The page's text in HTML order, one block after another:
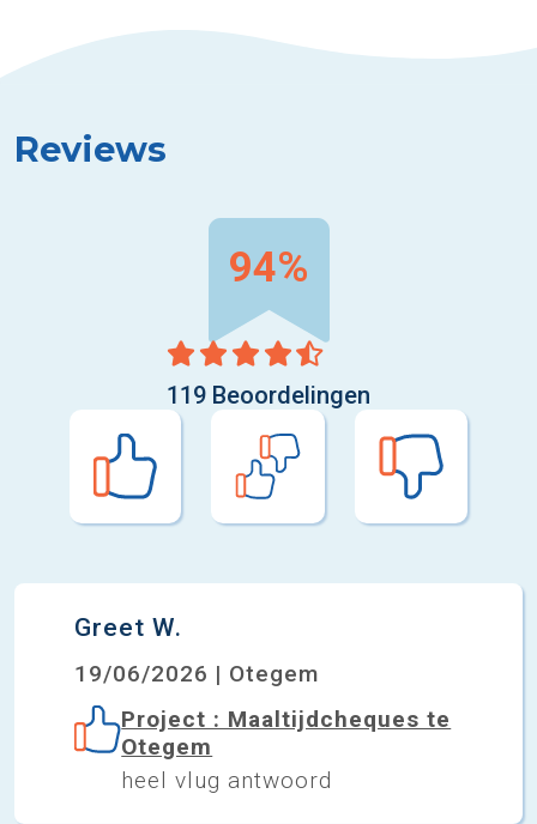
je best even contact opnemen met de klantendienst.
Edenred en Sodexo?
Welke aanbieder je gebruikt, hangt meestal af van je
Reviews
94%
119 Beoordelingen
Greet W.
19/06/2026 | Otegem
Project : Maaltijdcheques te
Otegem
heel vlug antwoord